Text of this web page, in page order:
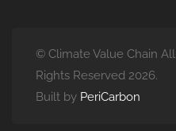
© Climate Value Chain All
Rights Reserved 2026.
Built by PeriCarbon